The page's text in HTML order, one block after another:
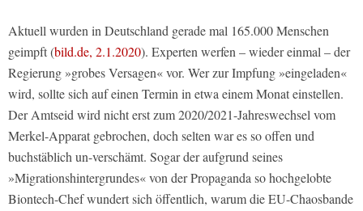
Aktuell wurden in Deutschland gerade mal 165.000 Menschen
geimpft (bild.de, 2.1.2020). Experten werfen – wieder einmal – der
Regierung »grobes Versagen« vor. Wer zur Impfung »eingeladen«
wird, sollte sich auf einen Termin in etwa einem Monat einstellen.
Der Amtseid wird nicht erst zum 2020/2021-Jahreswechsel vom
Merkel-Apparat gebrochen, doch selten war es so offen und
buchstäblich un-verschämt. Sogar der aufgrund seines
»Migrationshintergrundes« von der Propaganda so hochgelobte
Biontech-Chef wundert sich öffentlich, warum die EU-Chaosbande